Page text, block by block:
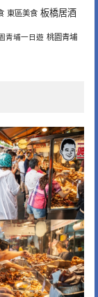
東區美食 板橋居酒
青埔一日遊 桃園青埔